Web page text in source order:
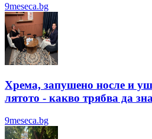
9meseca.bg
Хрема, запушено носле и
лятотo - какво трябва да
9meseca.bg